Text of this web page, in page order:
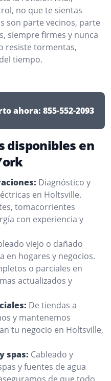
no que te sientas
son parte vecinos, parte
siempre firmes y nunca
resiste tormentas,
tiempo.
ahora: 855-552-2093
disponibles en
Diagnóstico y
en Holtsville.
tomacorrientes
con experiencia y
viejo o dañado
en hogares y negocios.
o parciales en
actualizados y
De tiendas a
y mantenemos
tu negocio en Holtsville,
spas: Cableado y
y fuentes de agua